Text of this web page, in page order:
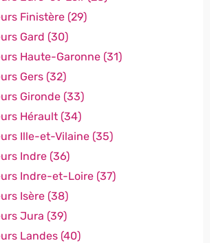
Finistère (29)
Gard (30)
Haute-Garonne (31)
Gers (32)
Gironde (33)
Hérault (34)
Ille-et-Vilaine (35)
Indre (36)
Indre-et-Loire (37)
Isère (38)
Jura (39)
Landes (40)